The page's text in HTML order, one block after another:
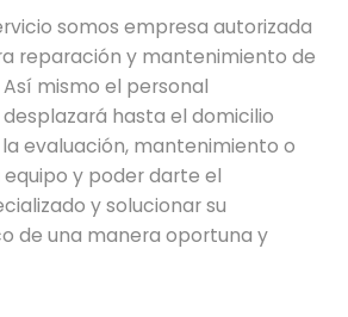
somos empresa autorizada
reparación y mantenimiento de
mismo el personal
hasta el domicilio
evaluación, mantenimiento o
y poder darte el
y solucionar su
de una manera oportuna y